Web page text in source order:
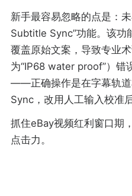
新手最容易忽略的点是：
Subtitle Sync”功能。该功
覆盖原始文案，导致专业
为“IP68 water proof”）错
——正确操作是在字幕轨
Sync，改用人工输入校准
抓住eBay视频红利窗口期
点击力。